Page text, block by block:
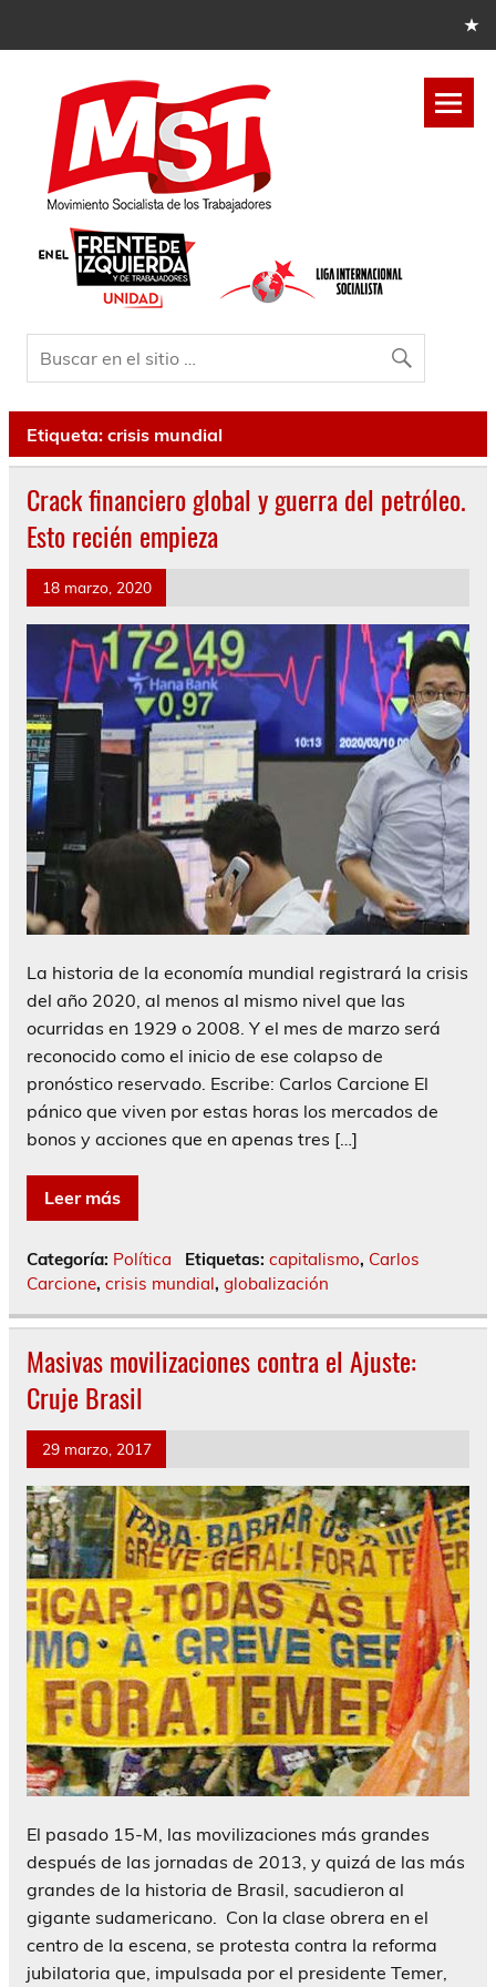
Etiqueta: crisis mundial
Crack financiero global y guerra del petróleo.
Esto recién empieza
18 marzo, 2020
La historia de la economía mundial registrará la crisis
del año 2020, al menos al mismo nivel que las
ocurridas en 1929 o 2008. Y el mes de marzo será
reconocido como el inicio de ese colapso de
pronóstico reservado. Escribe: Carlos Carcione El
pánico que viven por estas horas los mercados de
bonos y acciones que en apenas tres […]
Leer más
Categoría: Política Etiquetas: capitalismo, Carlos
Carcione, crisis mundial, globalización
Masivas movilizaciones contra el Ajuste:
Cruje Brasil
29 marzo, 2017
El pasado 15-M, las movilizaciones más grandes
después de las jornadas de 2013, y quizá de las más
grandes de la historia de Brasil, sacudieron al
gigante sudamericano. Con la clase obrera en el
centro de la escena, se protesta contra la reforma
jubilatoria que, impulsada por el presidente Temer,